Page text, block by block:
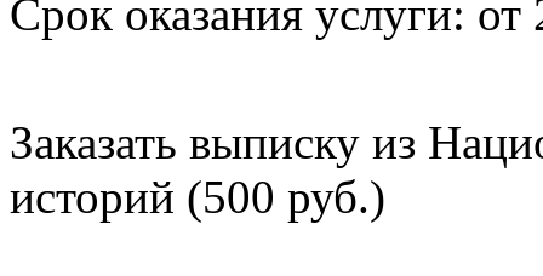
Срок оказания услуги: от
Заказать выписку из
историй (500 руб.)